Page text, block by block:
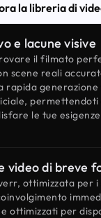
la libreria di
e lacune visive
il filmato
scene reali
rapida
permettendoti
le tue
video di breve
ottimizzata per i
ottimizzati per